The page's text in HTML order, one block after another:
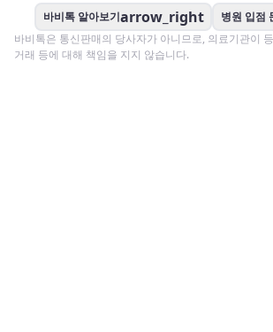
바비톡 알아보기arrow_right 병원 입점
바비톡은 통신판매의 당사자가 아니므로, 의료기관이
거래 등에 대해 책임을 지지 않습니다.